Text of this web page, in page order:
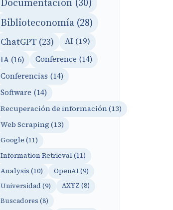
Biblioteconomía (28)
ChatGPT (23) AI (19)
IA (16)
Conference (14)
Conferencias (14)
Software (14)
Recuperación de información (13)
Web Scraping (13)
Google (11)
Information Retrieval (11)
Analysis (10)
OpenAI (9)
Universidad (9)
AXYZ (8)
Buscadores (8)